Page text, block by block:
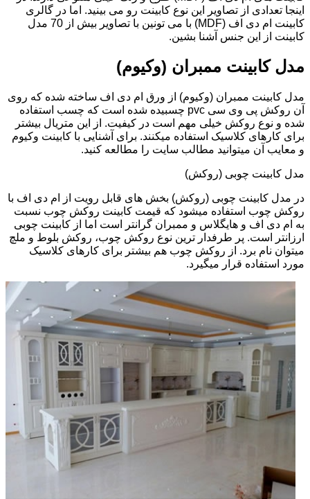
اینجا تعدادی از تصاویر این نوع کابینت رو می بینید. اما در گالری
کابینت ام دی اف (MDF) با می تونین با تصاویر بیش از 70 مدل
کابینت از این جنس آشنا بشین.
مدل کابینت ممبران (وکیوم)
مدل کابینت ممبران (وکیوم) از ورق ام دی اف ساخته شده که روی
آن روکش پی وی سی pvc چسبیده شده است که چسب استفاده
شده و نوع روکش خیلی مهم است در کیفیت. از این متریال بیشتر
برای کارهای کلاسیک استفاده میکنند. برای آشنایی با کابینت وکیوم
و معایب آن میتوانید مطالب سایت را مطالعه کنید.
مدل کابینت چوبی (روکش)
در مدل کابینت چوبی (روکش) بخش های قابل رویت از ام دی اف با
روکش چوب استفاده میشود که قیمت کابینت روکش چوب نسبت
به ام دی اف و هایگلاس و ممبران گرانتر است اما از کابینت چوبی
ارزانتر است. پر طرفدار ترین نوع روکش چوب، روکش بلوط و ملچ
میتوان نام برد. از روکش چوب هم بیشتر برای کارهای کلاسیک
مورد استفاده قرار میگیرد.